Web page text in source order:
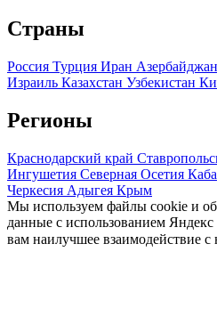
Страны
Россия Турция Иран Азербайджан
Израиль Казахстан Узбекистан
Регионы
Краснодарский край
Ингушетия Северная Осетия
Черкесия Адыгея Крым
Мы используем файлы cookie и
данные с использованием
вам наилучшее взаимодействие